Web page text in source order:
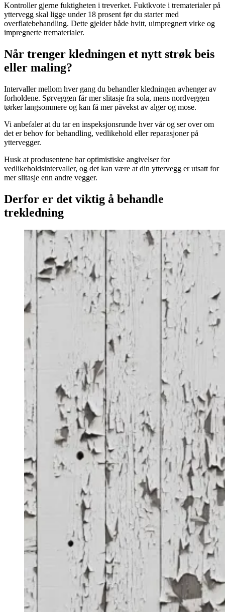
Kontroller gjerne fuktigheten i treverket. Fuktkvote i trematerialer på
yttervegg skal ligge under 18 prosent før du starter med
overflatebehandling. Dette gjelder både hvitt, uimpregnert virke og
impregnerte trematerialer.
Når trenger kledningen et nytt strøk beis
eller maling?
Intervaller mellom hver gang du behandler kledningen avhenger av
forholdene. Sørveggen får mer slitasje fra sola, mens nordveggen
tørker langsommere og kan få mer påvekst av alger og mose.
Vi anbefaler at du tar en inspeksjonsrunde hver vår og ser over om
det er behov for behandling, vedlikehold eller reparasjoner på
yttervegger.
Husk at produsentene har optimistiske angivelser for
vedlikeholdsintervaller, og det kan være at din yttervegg er utsatt for
mer slitasje enn andre vegger.
Derfor er det viktig å behandle
trekledning